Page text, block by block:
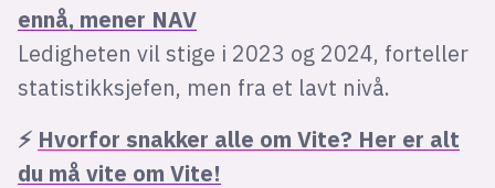
ennå, mener NAV
Ledigheten vil stige i 2023 og 2024, forteller
statistikksjefen, men fra et lavt nivå.
⚡ Hvorfor snakker alle om Vite? Her er alt
du må vite om Vite!